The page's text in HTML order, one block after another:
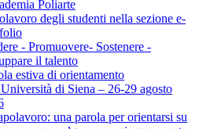
Poliarte
degli studenti nella sezione e-
- Promuovere- Sostenere -
il talento
estiva di orientamento
di Siena – 26-29 agosto
una parola per orientarsi su